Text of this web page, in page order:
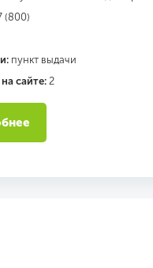
(800)
пункт выдачи
сайте: 2